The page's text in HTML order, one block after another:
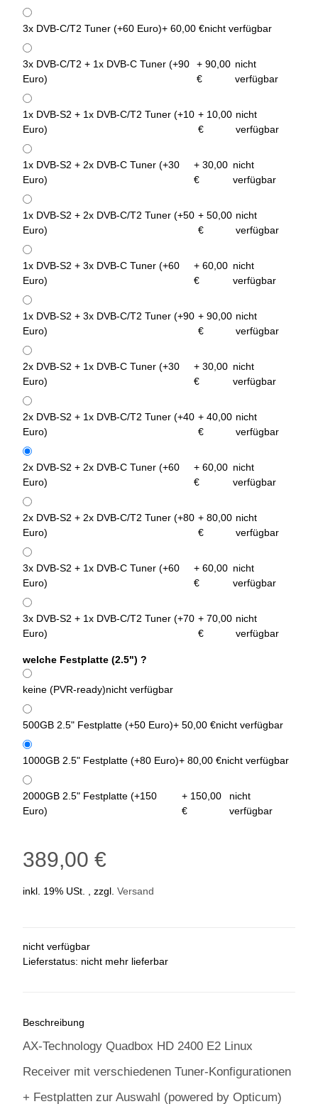
3x DVB-C/T2 Tuner (+60 Euro)+ 60,00 €nicht verfügbar
3x DVB-C/T2 + 1x DVB-C Tuner (+90
Euro)
+ 90,00
€
nicht
verfügbar
1x DVB-S2 + 1x DVB-C/T2 Tuner (+10
Euro)
+ 10,00
€
nicht
verfügbar
1x DVB-S2 + 2x DVB-C Tuner (+30
Euro)
+ 30,00
€
nicht
verfügbar
1x DVB-S2 + 2x DVB-C/T2 Tuner (+50
Euro)
+ 50,00
€
nicht
verfügbar
1x DVB-S2 + 3x DVB-C Tuner (+60
Euro)
+ 60,00
€
nicht
verfügbar
1x DVB-S2 + 3x DVB-C/T2 Tuner (+90
Euro)
+ 90,00
€
nicht
verfügbar
2x DVB-S2 + 1x DVB-C Tuner (+30
Euro)
+ 30,00
€
nicht
verfügbar
2x DVB-S2 + 1x DVB-C/T2 Tuner (+40
Euro)
+ 40,00
€
nicht
verfügbar
2x DVB-S2 + 2x DVB-C Tuner (+60
Euro)
+ 60,00
€
nicht
verfügbar
2x DVB-S2 + 2x DVB-C/T2 Tuner (+80
Euro)
+ 80,00
€
nicht
verfügbar
3x DVB-S2 + 1x DVB-C Tuner (+60
Euro)
+ 60,00
€
nicht
verfügbar
3x DVB-S2 + 1x DVB-C/T2 Tuner (+70
Euro)
+ 70,00
€
nicht
verfügbar
welche Festplatte (2.5") ?
keine (PVR-ready)nicht verfügbar
500GB 2.5" Festplatte (+50 Euro)+ 50,00 €nicht verfügbar
1000GB 2.5" Festplatte (+80 Euro)+ 80,00 €nicht verfügbar
2000GB 2.5" Festplatte (+150
Euro)
+ 150,00
€
nicht
verfügbar
389,00 €
inkl. 19% USt. , zzgl. Versand
nicht verfügbar
Lieferstatus: nicht mehr lieferbar
Beschreibung
AX-Technology Quadbox HD 2400 E2 Linux
Receiver mit verschiedenen Tuner-Konfigurationen
+ Festplatten zur Auswahl (powered by Opticum)